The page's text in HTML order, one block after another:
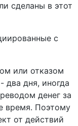
сделаны в этот
с
или отказом
два дня, иногда
денег за
время. Поэтому
от действий